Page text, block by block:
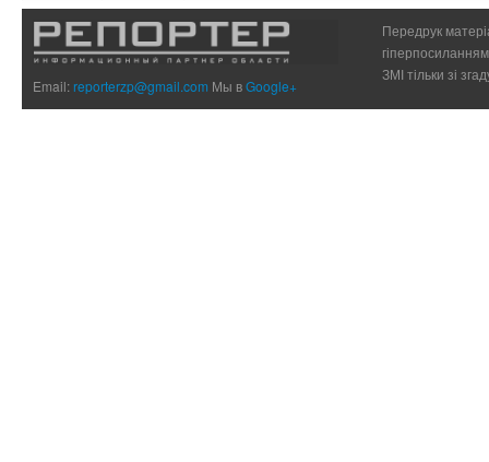
Email:reporterzp@gmail.com Мы вGoogle+
Передрук
ЗМІ тільки зі